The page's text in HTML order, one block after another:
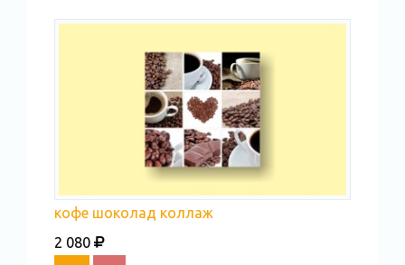
кофе шоколад коллаж
2 080